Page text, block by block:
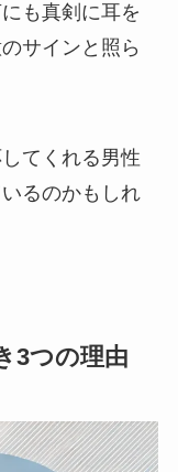
も真剣に耳を
サインと照ら
てくれる男性
るのかもしれ
3つの理由